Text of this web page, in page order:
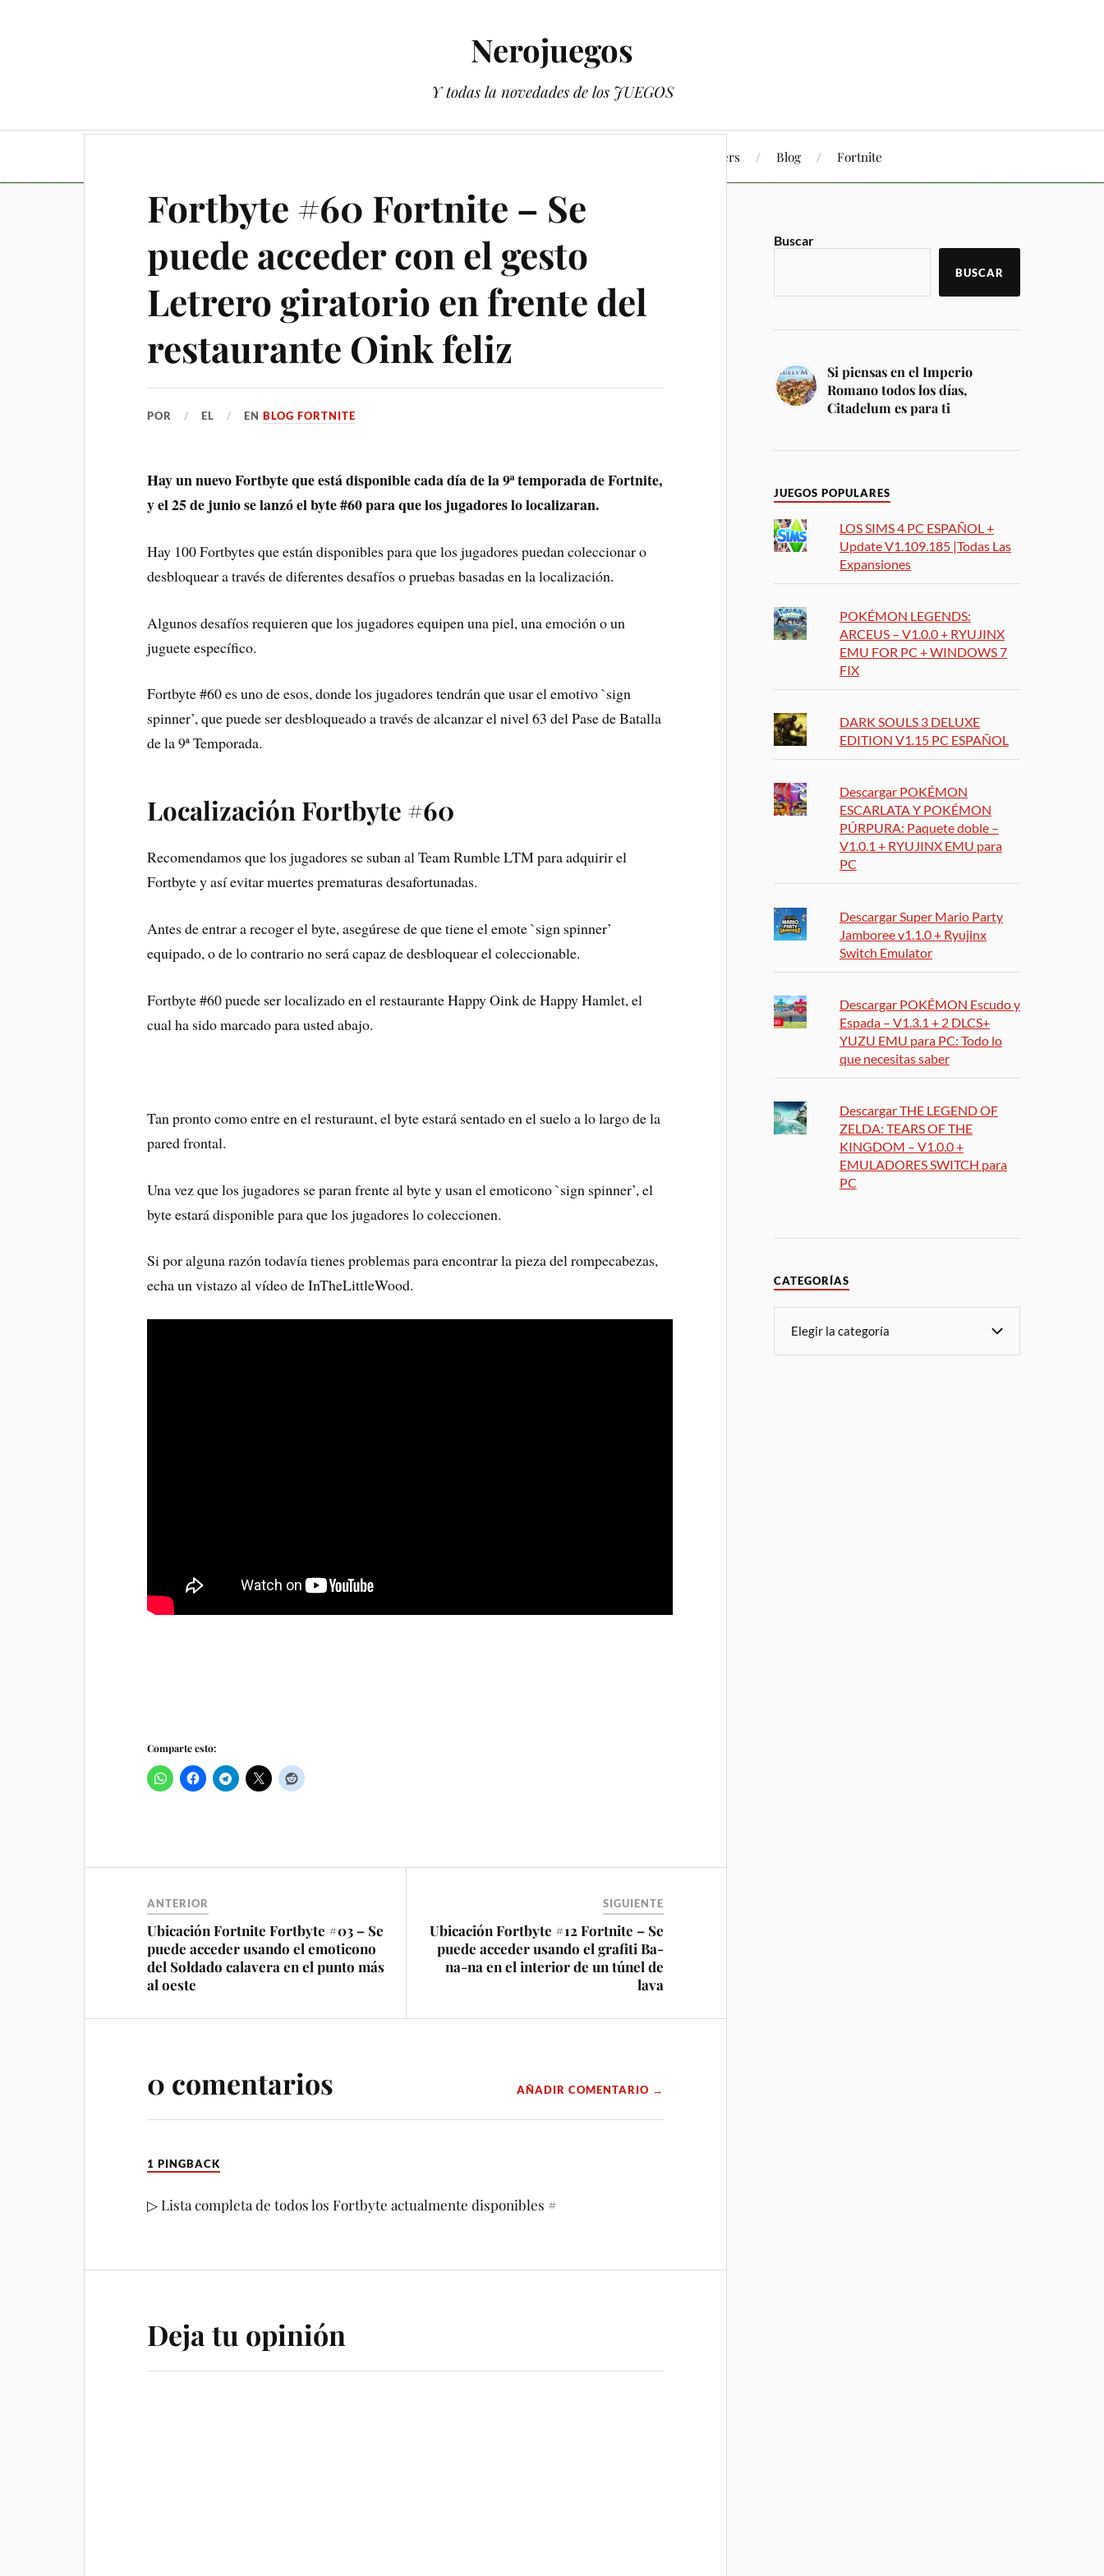
Nerojuegos
Y todas la novedades de los JUEGOS
Los libros de los Youtubers Blog Fortnite
Fortbyte #60 Fortnite – Se
puede acceder con el gesto
Letrero giratorio en frente del
restaurante Oink feliz
POR EL ENBLOG FORTNITE
Hay un nuevo Fortbyte que está disponible cada día de la 9ª temporada de Fortnite,
y el 25 de junio se lanzó el byte #60 para que los jugadores lo localizaran.
Hay 100 Fortbytes que están disponibles para que los jugadores puedan coleccionar o
desbloquear a través de diferentes desafíos o pruebas basadas en la localización.
Algunos desafíos requieren que los jugadores equipen una piel, una emoción o un
juguete específico.
Fortbyte #60 es uno de esos, donde los jugadores tendrán que usar el emotivo `sign
spinner’, que puede ser desbloqueado a través de alcanzar el nivel 63 del Pase de Batalla
de la 9ª Temporada.
Localización Fortbyte #60
Recomendamos que los jugadores se suban al Team Rumble LTM para adquirir el
Fortbyte y así evitar muertes prematuras desafortunadas.
Antes de entrar a recoger el byte, asegúrese de que tiene el emote `sign spinner’
equipado, o de lo contrario no será capaz de desbloquear el coleccionable.
Fortbyte #60 puede ser localizado en el restaurante Happy Oink de Happy Hamlet, el
cual ha sido marcado para usted abajo.
Tan pronto como entre en el resturaunt, el byte estará sentado en el suelo a lo largo de la
pared frontal.
Una vez que los jugadores se paran frente al byte y usan el emoticono `sign spinner’, el
byte estará disponible para que los jugadores lo coleccionen.
Si por alguna razón todavía tienes problemas para encontrar la pieza del rompecabezas,
echa un vistazo al vídeo de InTheLittleWood.
Comparte esto:
ANTERIOR
Ubicación Fortnite Fortbyte #03 – Se
puede acceder usando el emoticono
del Soldado calavera en el punto más
al oeste
SIGUIENTE
Ubicación Fortbyte #12 Fortnite – Se
puede acceder usando el grafiti Ba-
na-na en el interior de un túnel de
lava
0 comentarios AÑADIR COMENTARIO →
1 PINGBACK
▷ Lista completa de todos los Fortbyte actualmente disponibles #
Deja tu opinión
Buscar
BUSCAR
Si piensas en el Imperio
Romano todos los días,
Citadelum es para ti
JUEGOS POPULARES
LOS SIMS 4 PC ESPAÑOL +
Update V1.109.185 |Todas Las
Expansiones
POKÉMON LEGENDS:
ARCEUS – V1.0.0 + RYUJINX
EMU FOR PC + WINDOWS 7
FIX
DARK SOULS 3 DELUXE
EDITION V1.15 PC ESPAÑOL
Descargar POKÉMON
ESCARLATA Y POKÉMON
PÚRPURA: Paquete doble –
V1.0.1 + RYUJINX EMU para
PC
Descargar Super Mario Party
Jamboree v1.1.0 + Ryujinx
Switch Emulator
Descargar POKÉMON Escudo y
Espada – V1.3.1 + 2 DLCS+
YUZU EMU para PC: Todo lo
que necesitas saber
Descargar THE LEGEND OF
ZELDA: TEARS OF THE
KINGDOM – V1.0.0 +
EMULADORES SWITCH para
PC
CATEGORÍAS